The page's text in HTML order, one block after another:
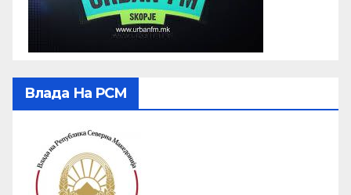
Влада На РСМ